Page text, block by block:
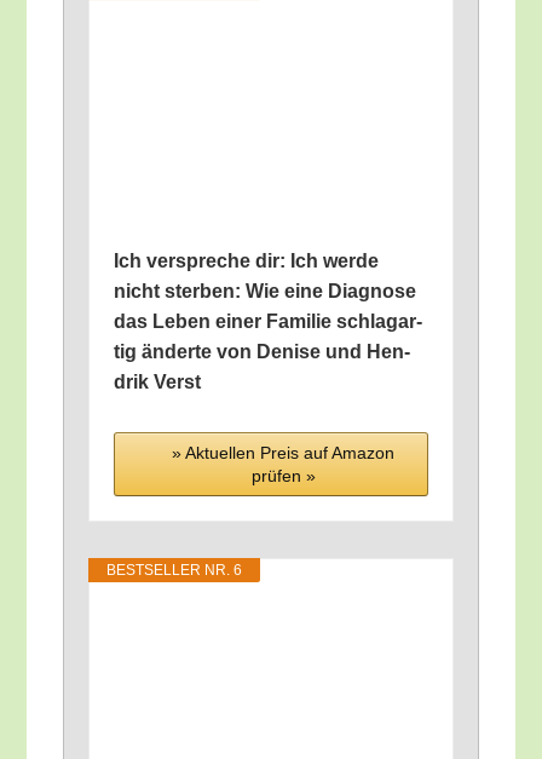
Ich ver­spre­che dir: Ich wer­de
nicht ster­ben: Wie eine Dia­gno­se
das Leben einer Fami­lie schlag­ar­
tig änder­te von Deni­se und Hen­
drik Verst
» Aktu­el­len Preis auf Ama­zon
prü­fen »
BEST­SEL­LER NR. 6